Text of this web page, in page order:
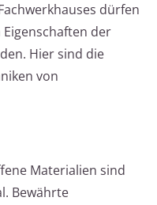
dürfen
der
Hier sind die
von
Materialien sind
Bewährte